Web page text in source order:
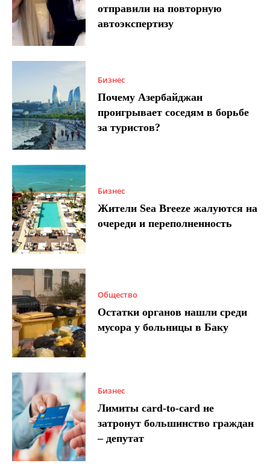
отправили на повторную
автоэкспертизу
Бизнес
Почему Азербайджан
проигрывает соседям в борьбе
за туристов?
Бизнес
Жители Sea Breeze жалуются на
очереди и переполненность
Общество
Остатки органов нашли среди
мусора у больницы в Баку
Бизнес
Лимиты card-to-card не
затронут большинство граждан
– депутат